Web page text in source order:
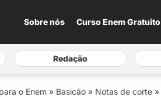
Sobre nós Curso Enem Gratuito
Redação
o Enem » Basicão » Notas de corte »